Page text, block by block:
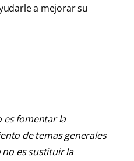
a mejorar su
es fomentar la
de temas generales
es sustituir la